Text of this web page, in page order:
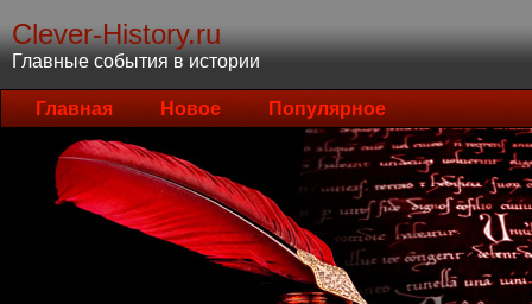
Clever-History.ru
Главные события в истории
Главная Новое Популярное